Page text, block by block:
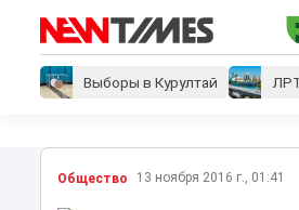
Выборы в Курултай
Общество 13 ноября 2016 г., 01:41